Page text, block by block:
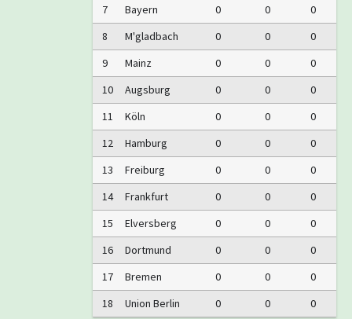
7
Bayern 0 0
0
8
M'gladbach 0 0
0
9
Mainz 0 0
0
10
Augsburg 0 0
0
11
Köln 0 0
0
12
Hamburg 0 0
0
13
Freiburg 0 0
0
14
Frankfurt 0 0
0
15
Elversberg 0 0
0
16
Dortmund 0 0
0
17
Bremen 0 0
0
18
Union Berlin 0 0 0